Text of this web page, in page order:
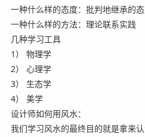
一种什么样的态度：批判地继承的
一种什么样的方法：理论联系实践
几种学习工具
1） 物理学
2） 心理学
3） 生态学
4） 美学
设计师如何用风水：
我们学习风水的最终目的就是拿来